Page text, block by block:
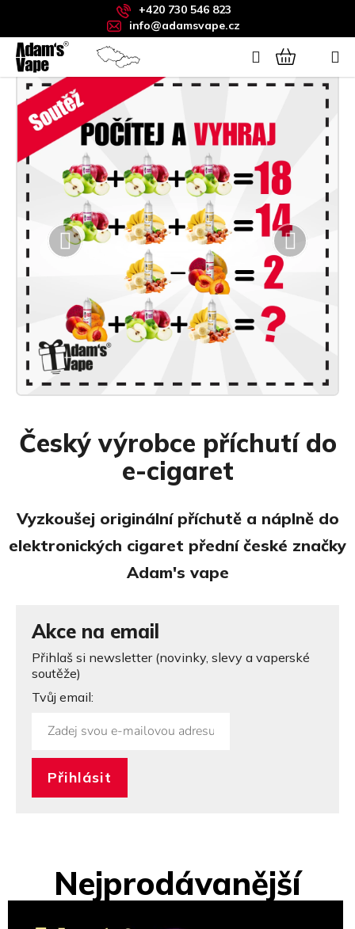
obsah
+420 730 546 823
info@adamsvape.cz
Hledat
NÁKUPNÍ
KOŠÍK
Předchozí
Český výrobce příchutí do
e-cigaret
Vyzkoušej originální příchutě a náplně do
elektronických cigaret přední české značky
Adam's vape
Akce na email
Přihlaš si newsletter (novinky, slevy a vaperské
soutěže)
Tvůj email:
Nejprodávanější